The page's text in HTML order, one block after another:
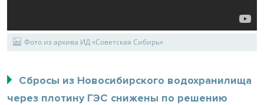
Фото из архива ИД «Советская Сибирь»
Сбросы из Новосибирского водохранилища
через плотину ГЭС снижены по решению